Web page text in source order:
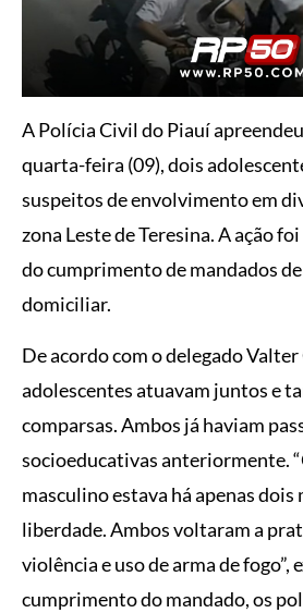
A Polícia Civil do Piauí
quarta-feira (09), dois
suspeitos de envolvimento em
zona Leste de Teresina. A ação
do cumprimento de mandados
domiciliar.
De acordo com o delegado Valter
adolescentes atuavam juntos e
comparsas. Ambos já haviam
socioeducativas anteriormente.
masculino estava há apenas dois
liberdade. Ambos voltaram a
violência e uso de arma de
cumprimento do mandado, os